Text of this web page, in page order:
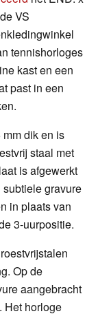
VS
tennishorloges
kast en een
past in een
dik en is
staal met
is afgewerkt
gravure
in plaats van
3-uurpositie.
Op de
aangebracht
Het horloge